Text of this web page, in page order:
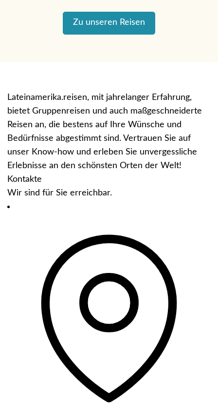
Zu unseren Reisen
Lateinamerika.reisen, mit jahrelanger Erfahrung,
bietet Gruppenreisen und auch maßgeschneiderte
Reisen an, die bestens auf Ihre Wünsche und
Bedürfnisse abgestimmt sind. Vertrauen Sie auf
unser Know-how und erleben Sie unvergessliche
Erlebnisse an den schönsten Orten der Welt!
Kontakte
Wir sind für Sie erreichbar.